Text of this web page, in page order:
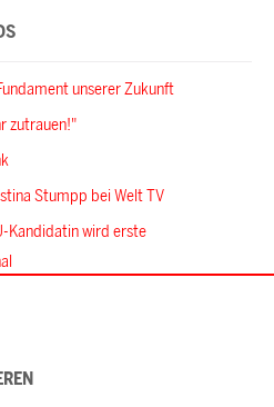
unserer Zukunft
zutrauen!"
Stumpp bei Welt TV
Kandidatin wird erste